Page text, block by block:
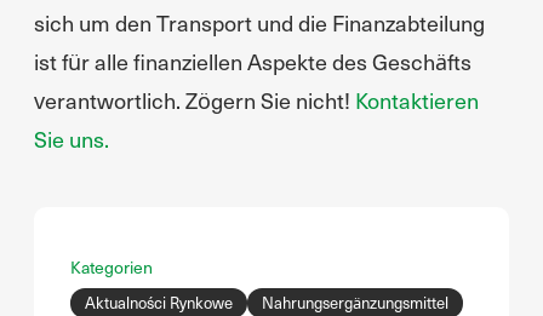
sich um den Transport und die Finanzabteilung
ist für alle finanziellen Aspekte des Geschäfts
verantwortlich. Zögern Sie nicht! Kontaktieren
Sie uns.
Kategorien
Aktualności Rynkowe
Nahrungsergänzungsmittel